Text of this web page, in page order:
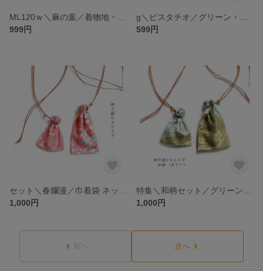
999円
599円
1,000円
1,000円
前へ 次へ